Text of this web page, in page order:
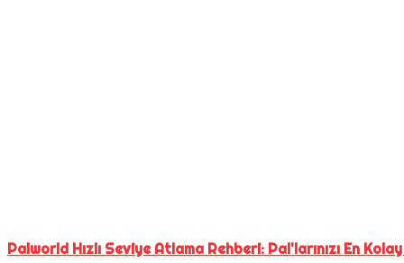
Palworld Hızlı Seviye Atlama Rehberi: Pal'larınızı En